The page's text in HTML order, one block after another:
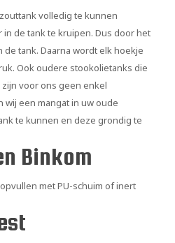
volledig te kunnen
de tank te kruipen. Dus door het
tank. Daarna wordt elk hoekje
Ook oudere stookolietanks die
voor ons geen enkel
wij een mangat in uw oude
te kunnen en deze grondig te
Binkom
met PU-schuim of inert